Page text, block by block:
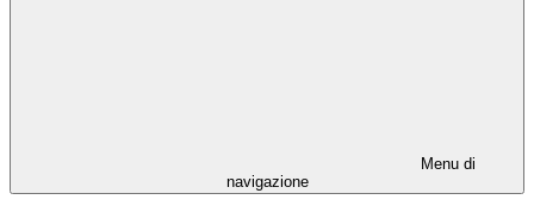
Menu di
navigazione